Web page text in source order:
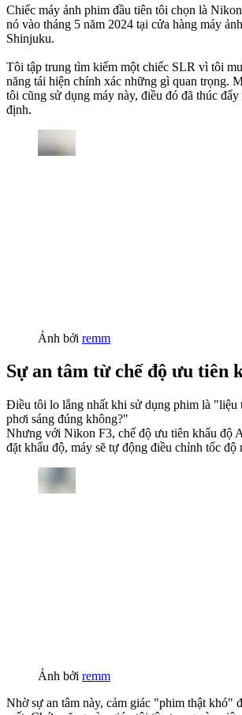
Chiếc máy ảnh phim đầu tiên tôi chọn là
nó vào tháng 5 năm 2024 tại cửa hàng máy
Shinjuku.
Tôi tập trung tìm kiếm một chiếc SLR vì tôi
năng tái hiện chính xác những gì quan trọng.
tôi cũng sử dụng máy này, điều đó đã thúc
định.
Ảnh bởi remm
Sự an tâm từ chế độ ưu tiên
Điều tôi lo lắng nhất khi sử dụng phim là "liệu
phơi sáng đúng không?"
Nhưng với Nikon F3, chế độ ưu tiên khẩu độ
đặt khẩu độ, máy sẽ tự động điều chỉnh tốc độ
Ảnh bởi remm
Nhờ sự an tâm này, cảm giác "phim thật khó"